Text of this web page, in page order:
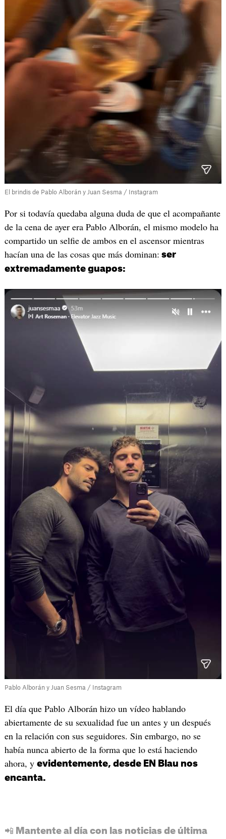
El brindis de Pablo Alborán y Juan Sesma / Instagram
Por si todavía quedaba alguna duda de que el acompañante
de la cena de ayer era Pablo Alborán, el mismo modelo ha
compartido un selfie de ambos en el ascensor mientras
hacían una de las cosas que más dominan: ser
extremadamente guapos:
Pablo Alborán y Juan Sesma / Instagram
El día que Pablo Alborán hizo un vídeo hablando
abiertamente de su sexualidad fue un antes y un después
en la relación con sus seguidores. Sin embargo, no se
había nunca abierto de la forma que lo está haciendo
ahora, y evidentemente, desde EN Blau nos
encanta.
📲 Mantente al día con las noticias de última